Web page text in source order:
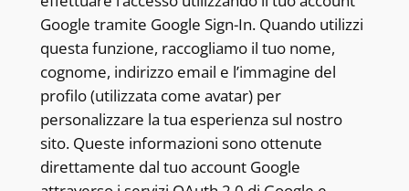
Google tramite Google Sign-In. Quando utilizzi
questa funzione, raccogliamo il tuo nome,
cognome, indirizzo email e l’immagine del
profilo (utilizzata come avatar) per
personalizzare la tua esperienza sul nostro
sito. Queste informazioni sono ottenute
direttamente dal tuo account Google